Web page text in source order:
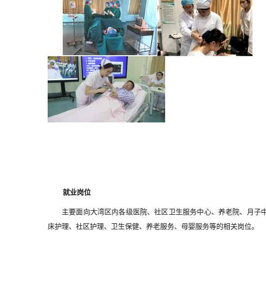
就业岗位
主要面向大湾区内各级医院、社区卫生服务中心、 养老院、月子
床护理、社区护理、卫生保健、养老服务、母婴服务等的相关岗位。